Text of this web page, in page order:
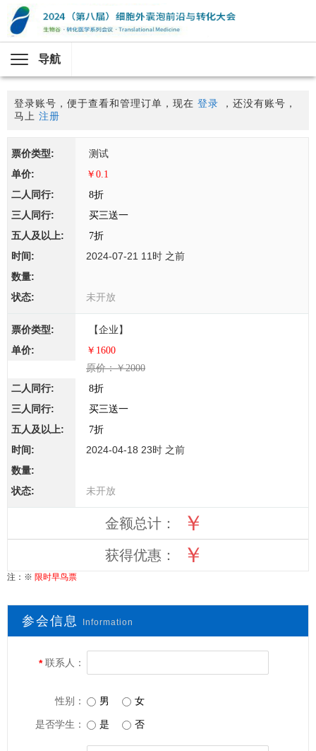
导航
登录账号，便于查看和管理订单，现在 登录
，还没有账号，
马上 注册
测试
￥0.1
8折
买三送一
7折
2024-07-21 11时 之前
未开放
【企业】
￥1600
原价：￥2000
8折
买三送一
7折
2024-04-18 23时 之前
未开放
金额总计： ￥
获得优惠： ￥
注：※ 限时早鸟票
参会信息 Information
*联系人：
性别： 男 女
是否学生： 是 否